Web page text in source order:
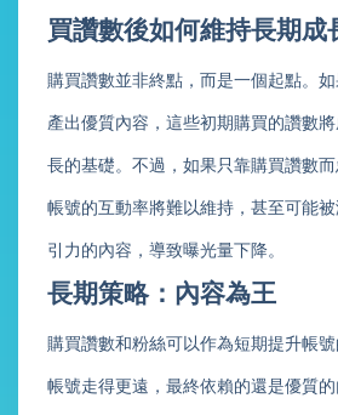
買讚數後如何維持長期成
購買讚數並非終點，而是一個起點。
產出優質內容，這些初期購買的讚數
長的基礎。不過，如果只靠購買讚數
帳號的互動率將難以維持，甚至可能
引力的內容，導致曝光量下降。
長期策略：內容為王
購買讚數和粉絲可以作為短期提升帳
帳號走得更遠，最終依賴的還是優質的